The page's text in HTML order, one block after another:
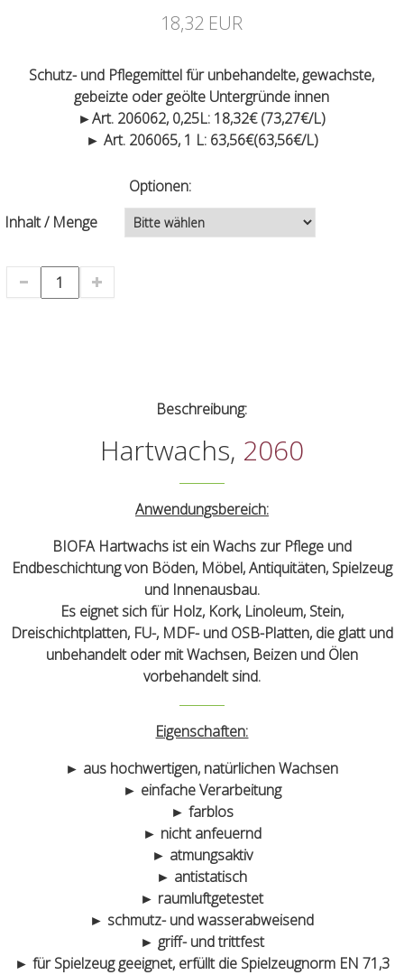
18,32 EUR
Schutz- und Pflegemittel für unbehandelte, gewachste,
gebeizte oder geölte Untergründe innen
►Art. 206062, 0,25L: 18,32€ (73,27€/L)
► Art. 206065, 1 L: 63,56€(63,56€/L)
Optionen:
Inhalt / Menge
Beschreibung:
Hartwachs, 2060
Anwendungsbereich:
BIOFA Hartwachs ist ein Wachs zur Pflege und
Endbeschichtung von Böden, Möbel, Antiquitäten, Spielzeug
und Innenausbau.
Es eignet sich für Holz, Kork, Linoleum, Stein,
Dreischichtplatten, FU-, MDF- und OSB-Platten, die glatt und
unbehandelt oder mit Wachsen, Beizen und Ölen
vorbehandelt sind.
Eigenschaften:
► aus hochwertigen, natürlichen Wachsen
► einfache Verarbeitung
► farblos
► nicht anfeuernd
► atmungsaktiv
► antistatisch
► raumluftgetestet
► schmutz- und wasserabweisend
► griff- und trittfest
► für Spielzeug geeignet, erfüllt die Spielzeugnorm EN 71,3